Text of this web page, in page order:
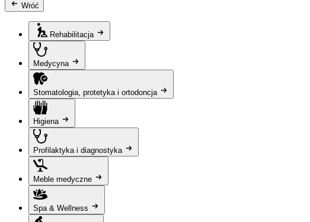
Wróć
Rehabilitacja
Medycyna
Stomatologia, protetyka i ortodoncja
Higiena
Profilaktyka i diagnostyka
Meble medyczne
Spa & Wellness